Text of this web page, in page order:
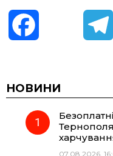
c
e
НОВИНИ
07.08.2026,